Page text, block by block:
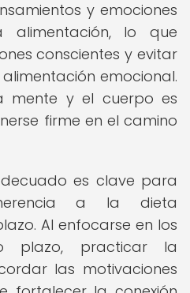
y emociones
lo que
conscientes y evitar
emocional.
mente y el cuerpo es
firme en el camino
es clave para
a la dieta
Al enfocarse en los
plazo, practicar la
las motivaciones